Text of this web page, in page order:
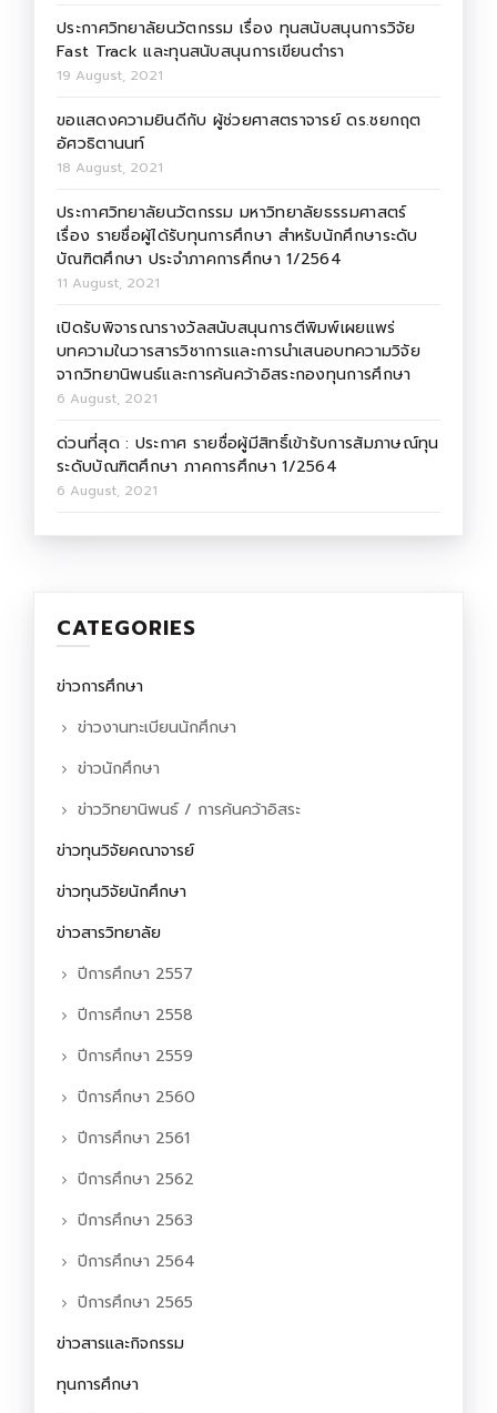
ประกาศวิทยาลัยนวัตกรรม เรื่อง ทุนสนับสนุนการวิจัย
Fast Track และทุนสนับสนุนการเขียนตำรา
19 August, 2021
ขอแสดงความยินดีกับ ผู้ช่วยศาสตราจารย์ ดร.ชยกฤต
อัศวธิตานนท์
18 August, 2021
ประกาศวิทยาลัยนวัตกรรม มหาวิทยาลัยธรรมศาสตร์
เรื่อง รายชื่อผู้ได้รับทุนการศึกษา สำหรับนักศึกษาระดับ
บัณฑิตศึกษา ประจำภาคการศึกษา 1/2564
11 August, 2021
เปิดรับพิจารณารางวัลสนับสนุนการตีพิมพ์เผยแพร่
บทความในวารสารวิชาการและการนำเสนอบทความวิจัย
จากวิทยานิพนธ์และการค้นคว้าอิสระกองทุนการศึกษา
6 August, 2021
ด่วนที่สุด : ประกาศ รายชื่อผู้มีสิทธิ์เข้ารับการสัมภาษณ์ทุน
ระดับบัณฑิตศึกษา ภาคการศึกษา 1/2564
6 August, 2021
CATEGORIES
ข่าวการศึกษา
ข่าวงานทะเบียนนักศึกษา
ข่าวนักศึกษา
ข่าววิทยานิพนธ์ / การค้นคว้าอิสระ
ข่าวทุนวิจัยคณาจารย์
ข่าวทุนวิจัยนักศึกษา
ข่าวสารวิทยาลัย
ปีการศึกษา 2557
ปีการศึกษา 2558
ปีการศึกษา 2559
ปีการศึกษา 2560
ปีการศึกษา 2561
ปีการศึกษา 2562
ปีการศึกษา 2563
ปีการศึกษา 2564
ปีการศึกษา 2565
ข่าวสารและกิจกรรม
ทุนการศึกษา